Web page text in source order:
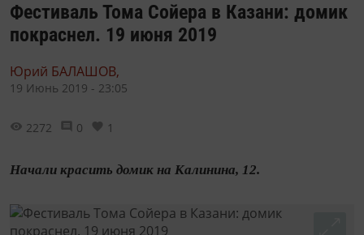
Фестиваль Тома Сойера в Казани: домик
покраснел. 19 июня 2019
Юрий БАЛАШОВ,
19 Июнь 2019 - 23:05
2272 0 1
Начали красить домик на Калинина, 12.